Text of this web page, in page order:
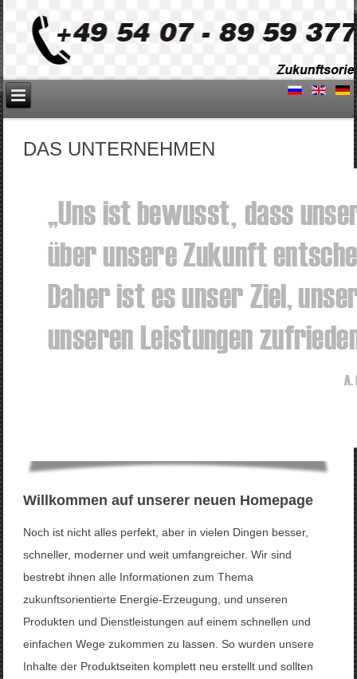
DAS UNTERNEHMEN
Willkommen auf unserer neuen Homepage
Noch ist nicht alles perfekt, aber in vielen Dingen besser,
schneller, moderner und weit umfangreicher. Wir sind
bestrebt ihnen alle Informationen zum Thema
zukunftsorientierte Energie-Erzeugung, und unseren
Produkten und Dienstleistungen auf einem schnellen und
einfachen Wege zukommen zu lassen. So wurden unsere
Inhalte der Produktseiten komplett neu erstellt und sollten